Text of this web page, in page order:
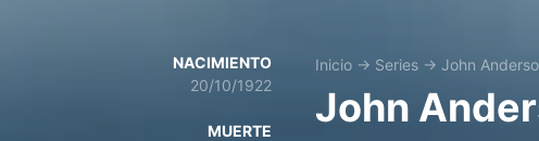
NACIMIENTO
20/10/1922
MUERTE
Inicio → Series → John
John